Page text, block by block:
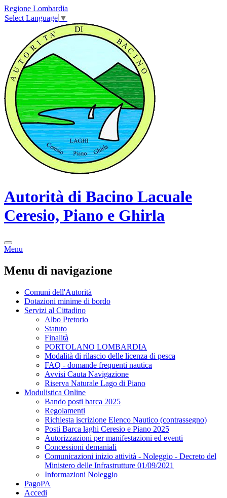
Regione Lombardia
Select Language ▼
Autorità di Bacino Lacuale
Ceresio, Piano e Ghirla
Menu
Menu di navigazione
Comuni dell'Autorità
Dotazioni minime di bordo
Servizi al Cittadino
Albo Pretorio
Statuto
Finalità
PORTOLANO LOMBARDIA
Modalità di rilascio delle licenza di pesca
FAQ - domande frequenti nautica
Avvisi Cauta Navigazione
Riserva Naturale Lago di Piano
Modulistica Online
Bando posti barca 2025
Regolamenti
Richiesta iscrizione Elenco Nautico (contrassegno)
Posti Barca laghi Ceresio e Piano 2025
Autorizzazioni per manifestazioni ed eventi
Concessioni demaniali
Comunicazioni inizio attività - Noleggio - Decreto del
Ministero delle Infrastrutture 01/09/2021
Informazioni Noleggio
PagoPA
Accedi